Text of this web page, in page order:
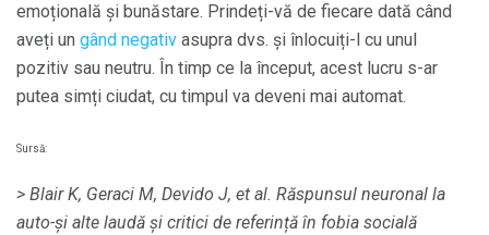
emoțională și bunăstare. Prindeți-vă de fiecare dată când
aveți un gând negativ asupra dvs. și înlocuiți-l cu unul
pozitiv sau neutru. În timp ce la început, acest lucru s-ar
putea simți ciudat, cu timpul va deveni mai automat.
Sursă:
> Blair K, Geraci M, Devido J, et al. Răspunsul neuronal la
auto-și alte laudă și critici de referință în fobia socială